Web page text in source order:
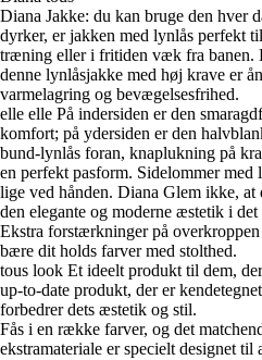
Diana Jakke: du kan bruge den hver
dyrker, er jakken med lynlås perfekt
træning eller i fritiden væk fra banen.
denne lynlåsjakke med høj krave er
varmelagring og bevægelsesfrihed.
elle elle På indersiden er den
komfort; på ydersiden er den
bund-lynlås foran, knaplukning på
en perfekt pasform. Sidelommer
lige ved hånden. Diana Glem ikke, at
den elegante og moderne æstetik i
Ekstra forstærkninger på
bære dit holds farver med stolthed.
tous look Et ideelt produkt til dem,
up-to-date produkt, der er
forbedrer dets æstetik og stil.
Fås i en række farver, og det
ekstramateriale er specielt designet